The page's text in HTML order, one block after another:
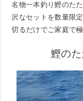
名物一本釣り鰹のた
沢なセットを数量限
切るだけでご家庭で
鰹の